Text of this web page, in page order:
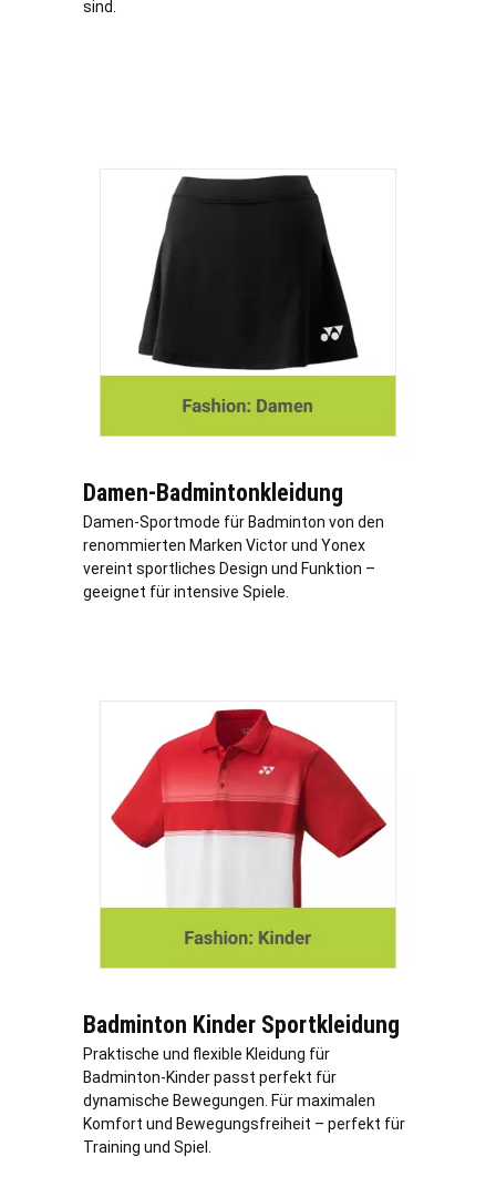
sind.
Damen-Badmintonkleidung
Damen-Sportmode für Badminton von den
renommierten Marken Victor und Yonex
vereint sportliches Design und Funktion –
geeignet für intensive Spiele.
Badminton Kinder Sportkleidung
Praktische und flexible Kleidung für
Badminton-Kinder passt perfekt für
dynamische Bewegungen. Für maximalen
Komfort und Bewegungsfreiheit – perfekt für
Training und Spiel.